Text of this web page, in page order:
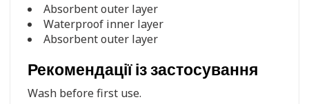
Absorbent outer layer
Waterproof inner layer
Absorbent outer layer
Рекомендації із застосування
Wash before first use.